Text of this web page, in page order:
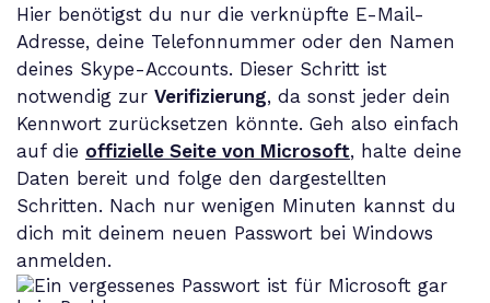
Hier benötigst du nur die verknüpfte E-Mail-
Adresse, deine Telefonnummer oder den Namen
deines Skype-Accounts. Dieser Schritt ist
notwendig zur Verifizierung, da sonst jeder dein
Kennwort zurücksetzen könnte. Geh also einfach
auf die offizielle Seite von Microsoft, halte deine
Daten bereit und folge den dargestellten
Schritten. Nach nur wenigen Minuten kannst du
dich mit deinem neuen Passwort bei Windows
anmelden.